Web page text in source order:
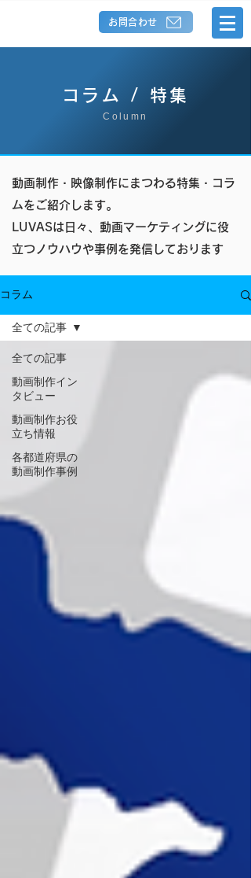
お問合わせ
コラム / 特集
Column
動画制作・映像制作にまつわる特集・コラ
ムをご紹介します。
LUVASは日々、動画マーケティングに役
立つノウハウや事例を発信しております
コラム
全ての記事
動画制作イン
タビュー
動画制作お役
立ち情報
各都道府県の
動画制作事例
全ての記事